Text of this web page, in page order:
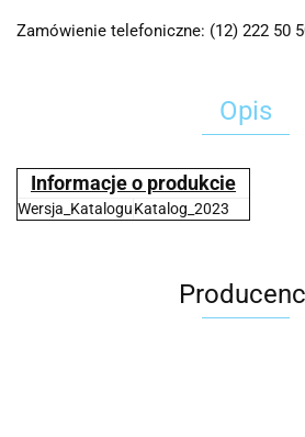
Zamówienie telefoniczne: (12) 222 50
Opis
Informacje o produkcie
Wersja_KataloguKatalog_2023